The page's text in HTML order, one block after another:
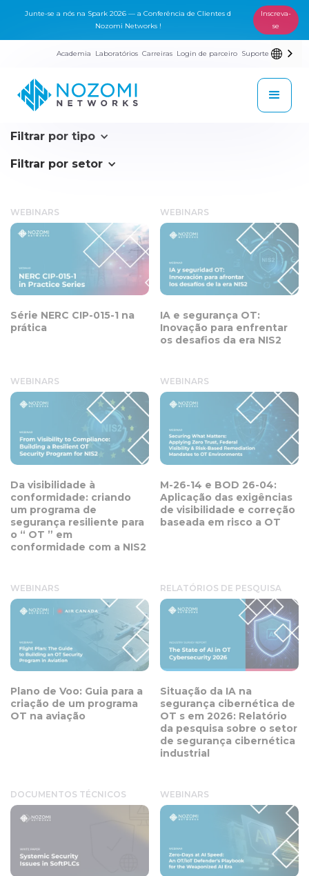
Junte-se a nós na Spark 2026 — a Conferência de Clientes d
Nozomi Networks !
Inscreva-
se
Academia Laboratórios Carreiras Login de parceiro Suporte
Filtrar por tipo
Filtrar por setor
WEBINARS
Série NERC CIP-015-1 na
prática
WEBINARS
IA e segurança OT:
Inovação para enfrentar
os desafios da era NIS2
WEBINARS
Da visibilidade à
conformidade: criando
um programa de
segurança resiliente para
o “ OT ” em
conformidade com a NIS2
WEBINARS
M-26-14 e BOD 26-04:
Aplicação das exigências
de visibilidade e correção
baseada em risco a OT
WEBINARS
Plano de Voo: Guia para a
criação de um programa
OT na aviação
RELATÓRIOS DE PESQUISA
Situação da IA na
segurança cibernética de
OT s em 2026: Relatório
da pesquisa sobre o setor
de segurança cibernética
industrial
DOCUMENTOS TÉCNICOS WEBINARS